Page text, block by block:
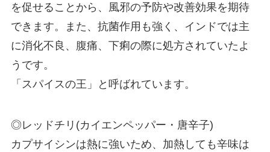
を促せることから、風邪の予防や改善効果を期待
できます。また、抗菌作用も強く、インドでは主
に消化不良、腹痛、下痢の際に処方されていたよ
うです。
「スパイスの王」と呼ばれています。
◎レッドチリ(カイエンペッパー・唐辛子)
カプサイシンは熱に強いため、加熱しても辛味は